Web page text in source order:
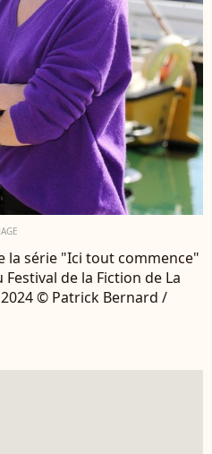
la série "Ici tout commence"
de la Fiction de La
© Patrick Bernard /